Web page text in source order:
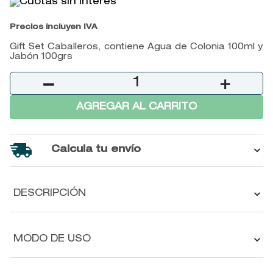
Precios incluyen IVA
Gift Set Caballeros, contiene Agua de Colonia 100ml y
Jabón 100grs
＋
－
AGREGAR AL CARRITO
Calcula tu envío
DESCRIPCIÓN
MODO DE USO